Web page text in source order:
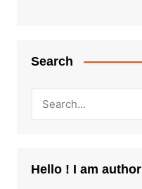
Search
Hello ! I am author